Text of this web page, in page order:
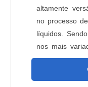
altamente
no processo
líquidos.
nos mais
mantém a sua
dágua de